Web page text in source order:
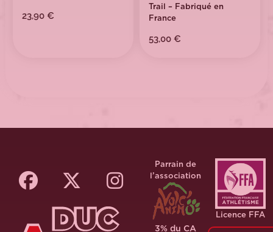
23,90 €
Trail – Fabriqué en
France
53,00 €
Parrain de
l’association
3% du CA
Licence FFA